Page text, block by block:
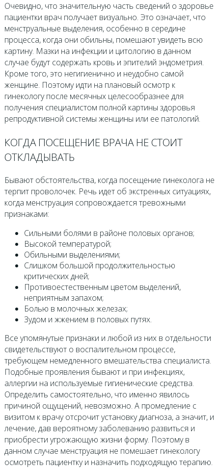
Очевидно, что значительную часть сведений о здоровье
пациентки врач получает визуально. Это означает, что
менструальные выделения, особенно в середине
процесса, когда они обильны, помешают увидеть всю
картину. Мазки на инфекции и цитологию в данном
случае будут содержать кровь и эпителий эндометрия.
Кроме того, это негигиенично и неудобно самой
женщине. Поэтому идти на плановый осмотр к
гинекологу после месячных целесообразнее для
получения специалистом полной картины здоровья
репродуктивной системы женщины или ее патологий.
КОГДА ПОСЕЩЕНИЕ ВРАЧА НЕ СТОИТ
ОТКЛАДЫВАТЬ
Бывают обстоятельства, когда посещение гинеколога не
терпит проволочек. Речь идет об экстренных ситуациях,
когда менструация сопровождается тревожными
признаками:
Сильными болями в районе половых органов;
Высокой температурой;
Обильными выделениями;
Слишком большой продолжительностью
критических дней;
Противоестественным цветом выделений,
неприятным запахом;
Болью в молочных железах;
Зудом и жжением в половых путях.
Все упомянутые признаки и любой из них в отдельности
свидетельствуют о воспалительном процессе,
требующем немедленного вмешательства специалиста.
Подобные проявления бывают и при инфекциях,
аллергии на используемые гигиенические средства.
Определить самостоятельно, что именно явилось
причиной ощущений, невозможно. А промедление с
визитом к врачу отсрочит установку диагноза, а значит, и
лечение, дав вероятному заболеванию развиться и
приобрести угрожающую жизни форму. Поэтому в
данном случае менструация не помешает гинекологу
осмотреть пациентку и назначить подходящую терапию.